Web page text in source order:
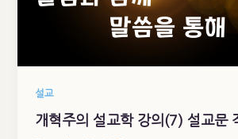
설교
개혁주의 설교학 강의(7) 설교문